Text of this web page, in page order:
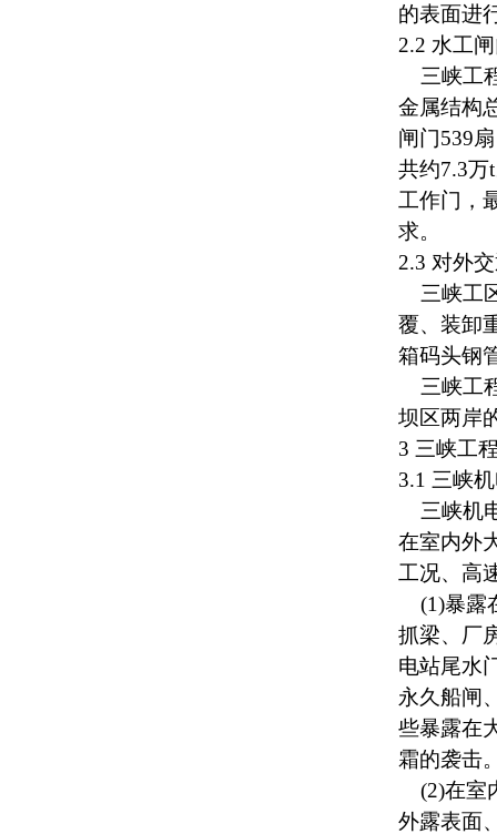
的表面进
2.2 水工
三峡工
金属结构
闸门539
共约7.3万
工作门，
求。
2.3 对外
三峡工
覆、装卸
箱码头钢
三峡工
坝区两岸
3 三峡工
3.1 三峡
三峡机
在室内外
工况、高
(1)暴露
抓梁、厂
电站尾水
永久船闸
些暴露在
霜的袭击
(2)在室
外露表面